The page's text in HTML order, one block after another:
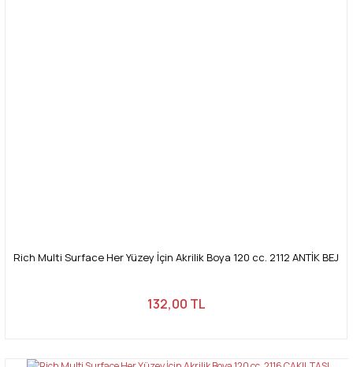
Rich Multi Surface Her Yüzey İçin Akrilik Boya 120 cc. 2112 ANTİK BEJ
132,00 TL